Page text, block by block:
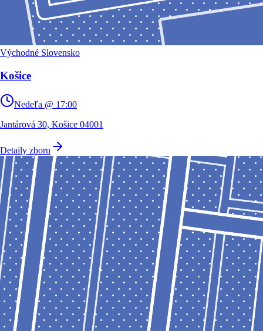
Východné Slovensko
Košice
Nedeľa @ 17:00
Jantárová 30, Košice 04001
Detaily zboru